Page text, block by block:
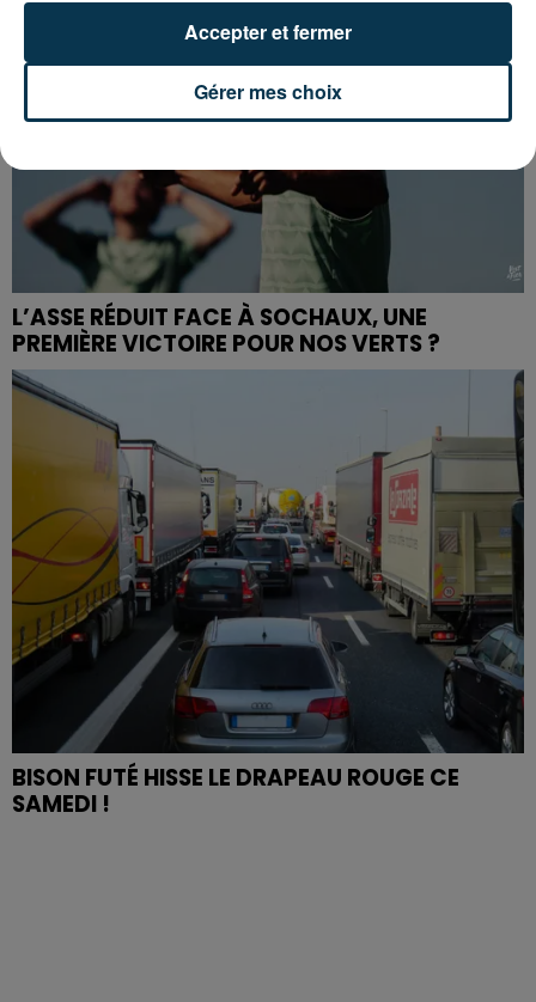
L’ASSE RÉDUIT FACE À SOCHAUX, UNE
PREMIÈRE VICTOIRE POUR NOS VERTS ?
BISON FUTÉ HISSE LE DRAPEAU ROUGE CE
SAMEDI !
Gérer mes choix
Accepter et fermer